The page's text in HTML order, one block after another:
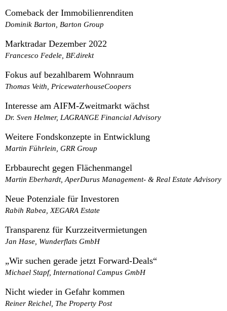
Comeback der Immobilienrenditen
Dominik Barton, Barton Group
Marktradar Dezember 2022
Francesco Fedele, BF.direkt
Fokus auf bezahlbarem Wohnraum
Thomas Veith, PricewaterhouseCoopers
Interesse am AIFM-Zweitmarkt wächst
Dr. Sven Helmer, LAGRANGE Financial Advisory
Weitere Fondskonzepte in Entwicklung
Martin Führlein, GRR Group
Erbbaurecht gegen Flächenmangel
Martin Eberhardt, AperDurus Management- & Real Estate Advisory
Neue Potenziale für Investoren
Rabih Rabea, XEGARA Estate
Transparenz für Kurzzeitvermietungen
Jan Hase, Wunderflats GmbH
„Wir suchen gerade jetzt Forward-Deals“
Michael Stapf, International Campus GmbH
Nicht wieder in Gefahr kommen
Reiner Reichel, The Property Post